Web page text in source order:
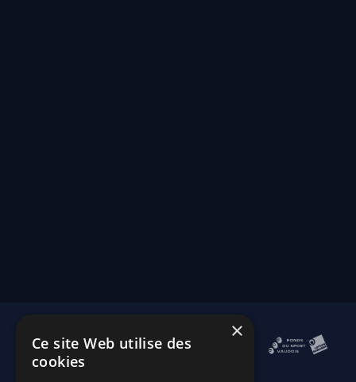
×
Ce site Web utilise des
cookies